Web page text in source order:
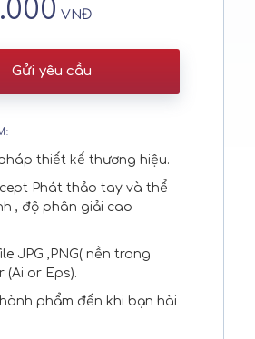
VNĐ
pháp thiết kế thương hiệu.
Phát thảo tay và thể
, độ phân giải cao
JPG ,PNG( nền trong
(Ai or Eps).
phẩm đến khi bạn hài
Gửi yêu cầu